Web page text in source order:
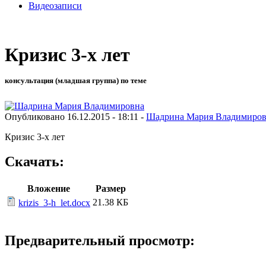
Видеозаписи
Кризис 3-х лет
консультация (младшая группа) по теме
Опубликовано 16.12.2015 - 18:11 - Шадрина Мария
Кризис 3-х лет
Скачать:
Вложение
Размер
krizis_3-h_let.docx 21.38 КБ
Предварительный просмотр: